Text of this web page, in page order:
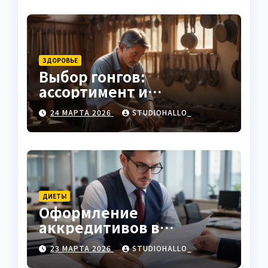
ЗДОРОВЬЕ
Выбор гонгов:
ассортимент и
характеристики
24 МАРТА 2026 STUDIOHALLO_
ДИЕТЫ
Оформление
аккредитивов в
международной
торговле
23 МАРТА 2026 STUDIOHALLO_